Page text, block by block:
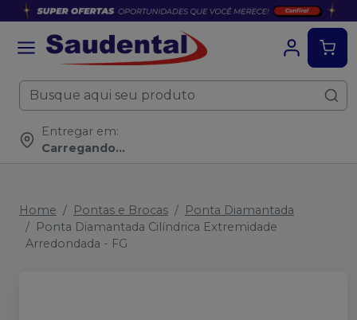
Entregar em:
Carregando...
Home Pontas e Brocas
Ponta Diamantada
Ponta Diamantada Cilíndrica Extremidade
Arredondada - FG